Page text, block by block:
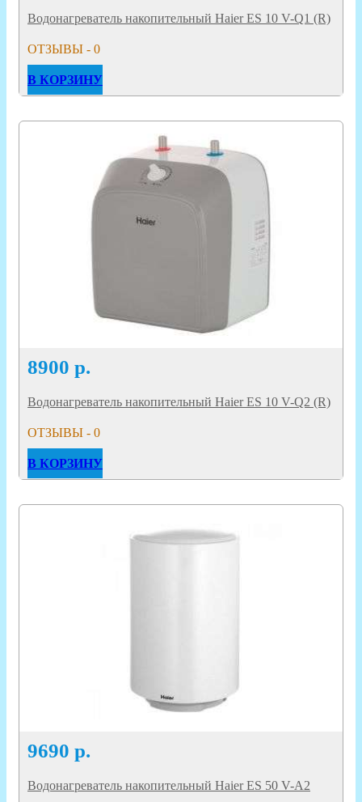
Водонагреватель накопительный Haier ES 10 V-Q1 (R)
ОТЗЫВЫ - 0
В КОРЗИНУ
8900 р.
Водонагреватель накопительный Haier ES 10 V-Q2 (R)
ОТЗЫВЫ - 0
В КОРЗИНУ
9690 р.
Водонагреватель накопительный Haier ES 50 V-A2